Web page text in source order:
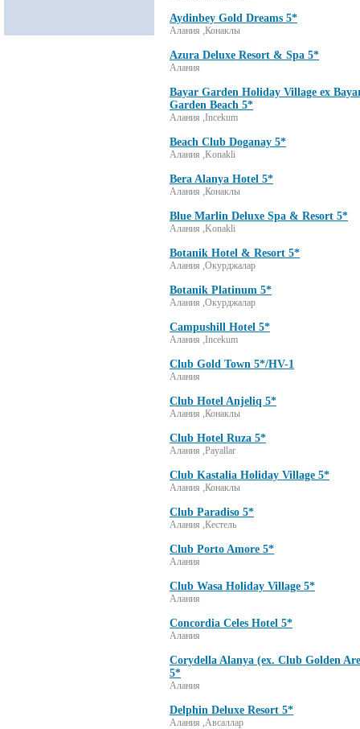
Aydinbey Gold Dreams 5*
Алания ,Конаклы
Azura Deluxe Resort & Spa 5*
Алания
Bayar Garden Holiday Village ex
Garden Beach 5*
Алания ,Incekum
Beach Club Doganay 5*
Алания ,Konakli
Bera Alanya Hotel 5*
Алания ,Конаклы
Blue Marlin Deluxe Spa & Resort 5*
Алания ,Konakli
Botanik Hotel & Resort 5*
Алания ,Окурджалар
Botanik Platinum 5*
Алания ,Окурджалар
Campushill Hotel 5*
Алания ,Incekum
Club Gold Town 5*/HV-1
Алания
Club Hotel Anjeliq 5*
Алания ,Конаклы
Club Hotel Ruza 5*
Алания ,Payallar
Club Kastalia Holiday Village 5*
Алания ,Конаклы
Club Paradiso 5*
Алания ,Кестель
Club Porto Amore 5*
Алания
Club Wasa Holiday Village 5*
Алания
Concordia Celes Hotel 5*
Алания
Corydella Alanya (ex. Club Golden
5*
Алания
Delphin Deluxe Resort 5*
Алания ,Авсаллар